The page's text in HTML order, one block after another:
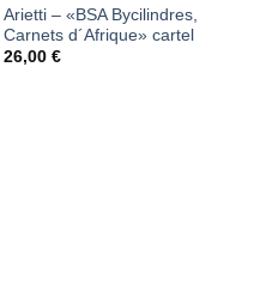
Arietti – «BSA Bycilindres,
Carnets d´Afrique» cartel
26,00 €